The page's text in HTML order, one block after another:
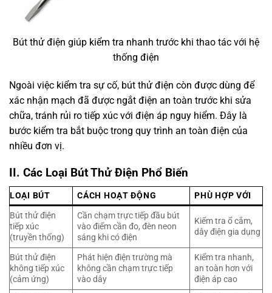
Bút thử điện giúp kiểm tra nhanh trước khi thao tác với hệ
thống điện
Ngoài việc kiểm tra sự cố, bút thử điện còn được dùng để
xác nhận mạch đã được ngắt điện an toàn trước khi sửa
chữa, tránh rủi ro tiếp xúc với điện áp nguy hiểm. Đây là
bước kiểm tra bắt buộc trong quy trình an toàn điện của
nhiều đơn vị.
II. Các Loại Bút Thử Điện Phổ Biến
LOẠI BÚT CÁCH HOẠT ĐỘNG
PHÙ HỢP VỚI
Bút thử điện
tiếp xúc
(truyền thống)
Cần chạm trực tiếp đầu bút
vào điểm cần đo, đèn neon
sáng khi có điện
Kiểm tra ổ cắm,
dây điện gia dụng
Bút thử điện
không tiếp xúc
(cảm ứng)
Phát hiện điện trường mà
không cần chạm trực tiếp
vào dây
Kiểm tra nhanh,
an toàn hơn với
điện áp cao